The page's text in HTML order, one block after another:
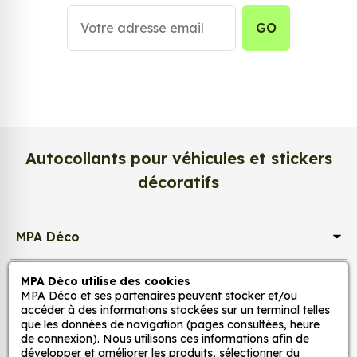
une impression enhaute définition
, chaque détail
Nous imprimons sur un
papier photo
professionnel de 275 g/m² , extra blanc et
légèrement satiné. Ce support haut de gamme
incomparable. Vos créations conservent tout leur
éclat, sans reflets gênants ni décoloration due à la
lumière.
Une impression photo professionnelle
haute définition
GO
Autocollants pour véhicules et stickers
décoratifs
MPA Déco
Nos services
Nos sites
MPA Déco utilise des cookies
MPA Déco et ses partenaires peuvent stocker et/ou
accéder à des informations stockées sur un terminal telles
que les données de navigation (pages consultées, heure
de connexion). Nous utilisons ces informations afin de
développer et améliorer les produits, sélectionner du